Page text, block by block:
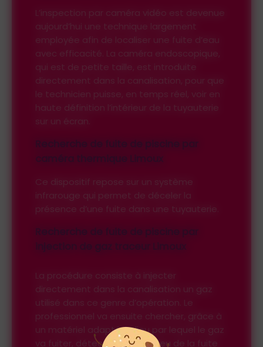
L’inspection par caméra vidéo est devenue
aujourd’hui une technique largement
employée afin de localiser une fuite d’eau
avec efficacité. La caméra endoscopique,
qui est de petite taille, est introduite
directement dans la canalisation, pour que
le technicien puisse, en temps réel, voir en
haute définition l’intérieur de la tuyauterie
sur un écran.
Recherche de fuite de piscine par
caméra thermique Limoux
Ce dispositif repose sur un système
infrarouge qui permet de déceler la
présence d’une fuite dans une tuyauterie.
Recherche de fuite de piscine par
injection de gaz traceur Limoux
La procédure consiste à injecter
directement dans la canalisation un gaz
utilisé dans ce genre d’opération. Le
professionnel va ensuite chercher, grâce à
un matériel adapté, le lieu par lequel le gaz
va fuiter, détectant ainsi le lieu de la fuite